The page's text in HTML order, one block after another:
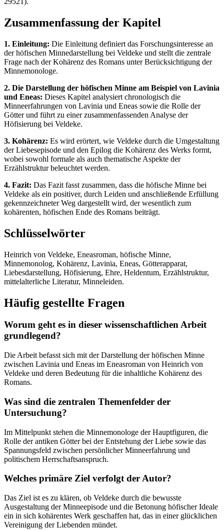
Zusammenfassung der Kapitel
1. Einleitung: Die Einleitung definiert das Forschungsinteresse an
der höfischen Minnedarstellung bei Veldeke und stellt die zentrale
Frage nach der Kohärenz des Romans unter Berücksichtigung der
Minnemonologe.
2. Die Darstellung der höfischen Minne am Beispiel von Lavinia
und Eneas: Dieses Kapitel analysiert chronologisch die
Minneerfahrungen von Lavinia und Eneas sowie die Rolle der
Götter und führt zu einer zusammenfassenden Analyse der
Höfisierung bei Veldeke.
3. Kohärenz: Es wird erörtert, wie Veldeke durch die Umgestaltung
der Liebesepisode und den Epilog die Kohärenz des Werks formt,
wobei sowohl formale als auch thematische Aspekte der
Erzählstruktur beleuchtet werden.
4. Fazit: Das Fazit fasst zusammen, dass die höfische Minne bei
Veldeke als ein positiver, durch Leiden und anschließende Erfüllung
gekennzeichneter Weg dargestellt wird, der wesentlich zum
kohärenten, höfischen Ende des Romans beiträgt.
Schlüsselwörter
Heinrich von Veldeke, Eneasroman, höfische Minne,
Minnemonolog, Kohärenz, Lavinia, Eneas, Götterapparat,
Liebesdarstellung, Höfisierung, Ehre, Heldentum, Erzählstruktur,
mittelalterliche Literatur, Minneleiden.
Häufig gestellte Fragen
Worum geht es in dieser wissenschaftlichen Arbeit
grundlegend?
Die Arbeit befasst sich mit der Darstellung der höfischen Minne
zwischen Lavinia und Eneas im Eneasroman von Heinrich von
Veldeke und deren Bedeutung für die inhaltliche Kohärenz des
Romans.
Was sind die zentralen Themenfelder der
Untersuchung?
Im Mittelpunkt stehen die Minnemonologe der Hauptfiguren, die
Rolle der antiken Götter bei der Entstehung der Liebe sowie das
Spannungsfeld zwischen persönlicher Minneerfahrung und
politischem Herrschaftsanspruch.
Welches primäre Ziel verfolgt der Autor?
Das Ziel ist es zu klären, ob Veldeke durch die bewusste
Ausgestaltung der Minneepisode und die Betonung höfischer Ideale
ein in sich kohärentes Werk geschaffen hat, das in einer glücklichen
Vereinigung der Liebenden mündet.